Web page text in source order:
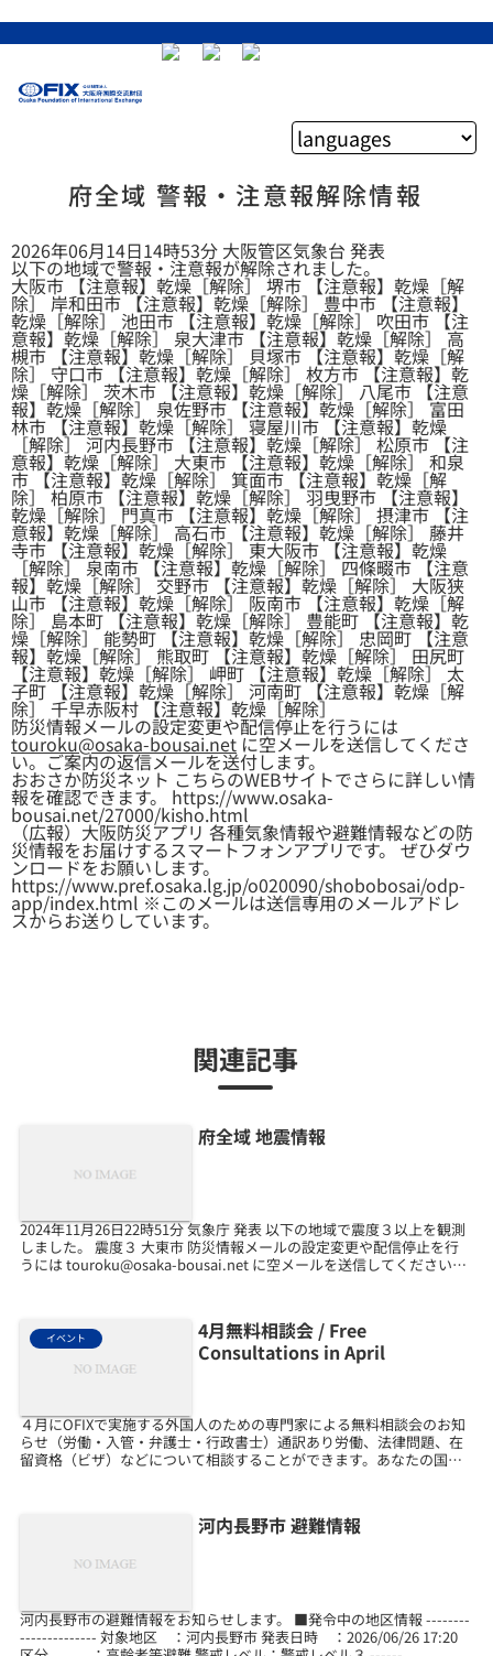
府全域 警報・注意報解除情報
2026年06月14日14時53分 大阪管区気象台 発表
以下の地域で警報・注意報が解除されました。
大阪市 【注意報】乾燥［解除］ 堺市 【注意報】乾燥［解
除］ 岸和田市 【注意報】乾燥［解除］ 豊中市 【注意報】
乾燥［解除］ 池田市 【注意報】乾燥［解除］ 吹田市 【注
意報】乾燥［解除］ 泉大津市 【注意報】乾燥［解除］ 高
槻市 【注意報】乾燥［解除］ 貝塚市 【注意報】乾燥［解
除］ 守口市 【注意報】乾燥［解除］ 枚方市 【注意報】乾
燥［解除］ 茨木市 【注意報】乾燥［解除］ 八尾市 【注意
報】乾燥［解除］ 泉佐野市 【注意報】乾燥［解除］ 富田
林市 【注意報】乾燥［解除］ 寝屋川市 【注意報】乾燥
［解除］ 河内長野市 【注意報】乾燥［解除］ 松原市 【注
意報】乾燥［解除］ 大東市 【注意報】乾燥［解除］ 和泉
市 【注意報】乾燥［解除］ 箕面市 【注意報】乾燥［解
除］ 柏原市 【注意報】乾燥［解除］ 羽曳野市 【注意報】
乾燥［解除］ 門真市 【注意報】乾燥［解除］ 摂津市 【注
意報】乾燥［解除］ 高石市 【注意報】乾燥［解除］ 藤井
寺市 【注意報】乾燥［解除］ 東大阪市 【注意報】乾燥
［解除］ 泉南市 【注意報】乾燥［解除］ 四條畷市 【注意
報】乾燥［解除］ 交野市 【注意報】乾燥［解除］ 大阪狭
山市 【注意報】乾燥［解除］ 阪南市 【注意報】乾燥［解
除］ 島本町 【注意報】乾燥［解除］ 豊能町 【注意報】乾
燥［解除］ 能勢町 【注意報】乾燥［解除］ 忠岡町 【注意
報】乾燥［解除］ 熊取町 【注意報】乾燥［解除］ 田尻町
【注意報】乾燥［解除］ 岬町 【注意報】乾燥［解除］ 太
子町 【注意報】乾燥［解除］ 河南町 【注意報】乾燥［解
除］ 千早赤阪村 【注意報】乾燥［解除］
防災情報メールの設定変更や配信停止を行うには
touroku@osaka-bousai.netに空メールを送信してくださ
い。ご案内の返信メールを送付します。
おおさか防災ネット こちらのWEBサイトでさらに詳しい情
報を確認できます。 https://www.osaka-
bousai.net/27000/kisho.html
（広報）大阪防災アプリ 各種気象情報や避難情報などの防
災情報をお届けするスマートフォンアプリです。 ぜひダウ
ンロードをお願いします。
https://www.pref.osaka.lg.jp/o020090/shobobosai/odp-
app/index.html ※このメールは送信専用のメールアドレ
スからお送りしています。
関連記事
府全域 地震情報
2024年11月26日22時51分 気象庁 発表 以下の地域で震度３以上を観測
しました。 震度３ 大東市 防災情報メールの設定変更や配信停止を行
うには touroku@osaka-bousai.net に空メールを送信してください。
イベント
4月無料相談会 / Free
Consultations in April
４月にOFIXで実施する外国人のための専門家による無料相談会のお知
らせ（労働・入管・弁護士・行政書士）通訳あり労働、法律問題、在
留資格（ビザ）などについて相談することができます。あなたの国の
河内長野市 避難情報
河内長野市の避難情報をお知らせします。 ■発令中の地区情報 --------
-------------- 対象地区 ：河内長野市 発表日時 ：2026/06/26 17:20